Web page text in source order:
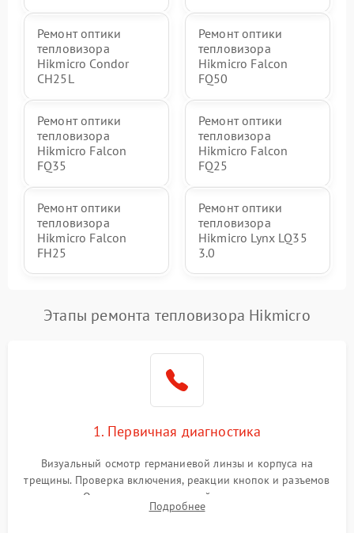
Ремонт оптики
тепловизора
Hikmicro Condor
CH25L
Ремонт оптики
тепловизора
Hikmicro Falcon
FQ50
Ремонт оптики
тепловизора
Hikmicro Falcon
FQ35
Ремонт оптики
тепловизора
Hikmicro Falcon
FQ25
Ремонт оптики
тепловизора
Hikmicro Falcon
FH25
Ремонт оптики
тепловизора
Hikmicro Lynx LQ35
3.0
Этапы ремонта тепловизора Hikmicro
1. Первичная диагностика
Визуальный осмотр германиевой линзы и корпуса на
трещины. Проверка включения, реакции кнопок и разъемов
зарядки. Оценка вывода тепловой сигнатуры на экран,
проверка базовых функций и считывание системных
Подробнее